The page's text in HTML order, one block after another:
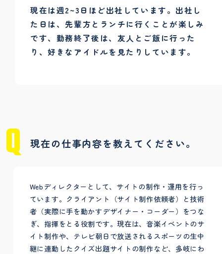
現在は週2~3日ほど出社しています。出社し
た日は、先輩方とランチに行くことが楽しみ
です、勤務終了後は、友人とご飯に行った
り、好きなアイドルを見たりしています。
現在の仕事内容を教えてください。
Webディレクターとして、サイトの制作・運用を行っ
ています。クライアント（サイト制作依頼者）と技術
者（実際に手を動かすデザイナー・コーダー）をつな
ぎ、指揮をとる役割です。現在は、音楽イベントのサ
イト制作や、テレビ朝日で放送されるスポーツの生中
継に連動したクイズ出題サイトの制作など、多岐にわ